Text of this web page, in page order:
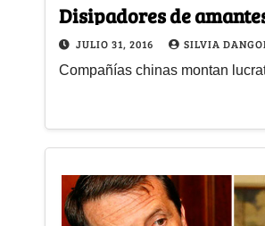
Disipadores de
JULIO 31, 2016 SILVIA
Compañías chinas montan